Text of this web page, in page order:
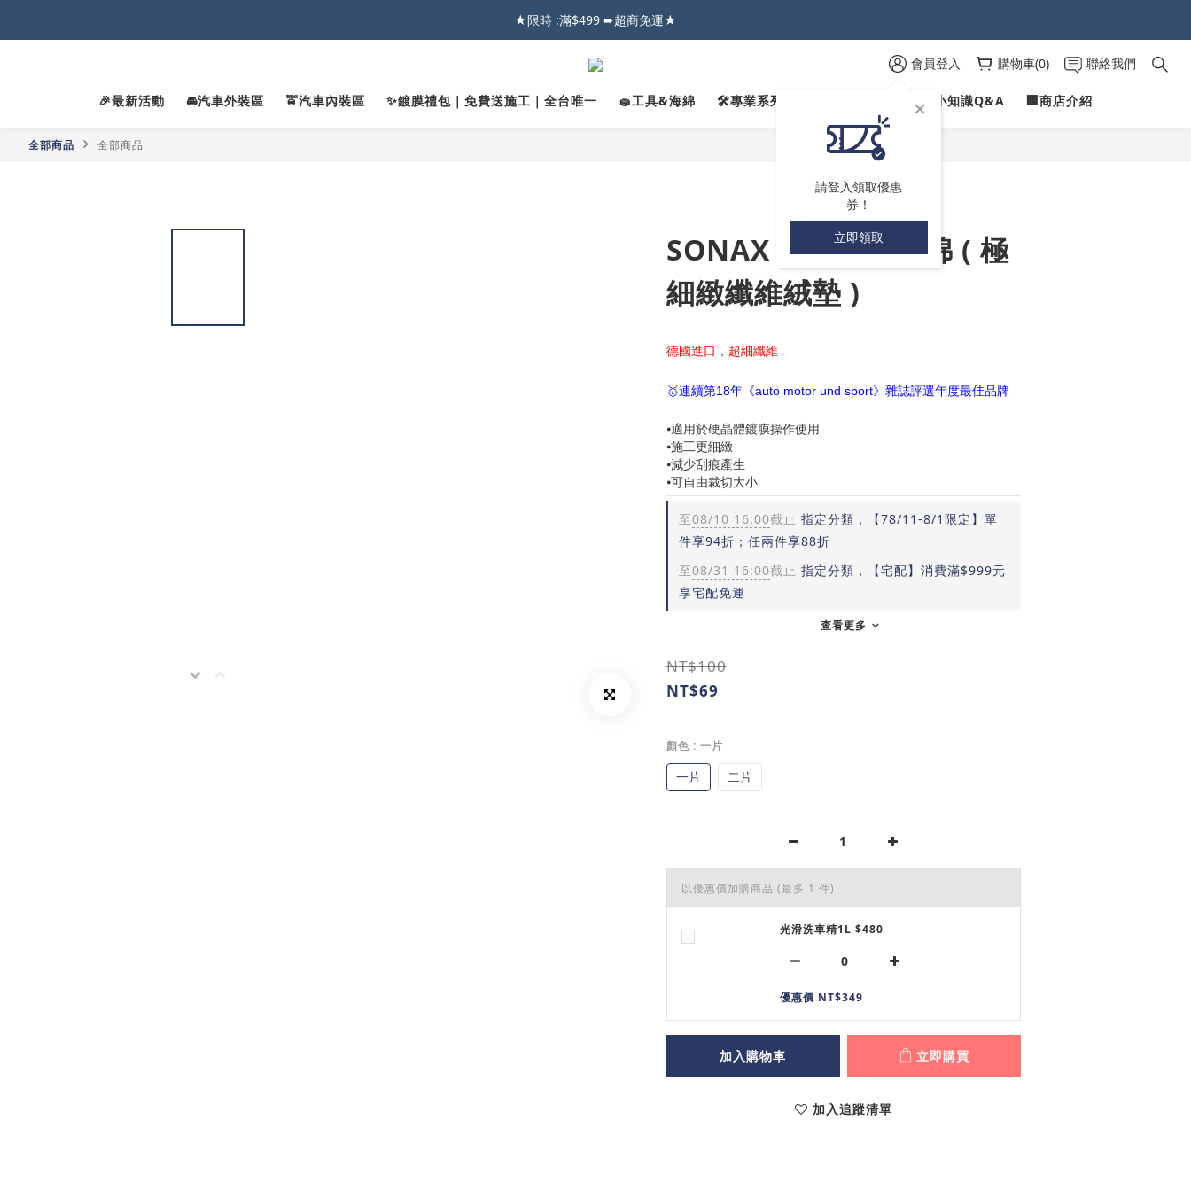
2026車友推薦新車鍍膜１００% 成功的秘訣，全靠這組😎　 ( 查看鍍膜攻略✔ )
★限時 :滿$499 ➨超商免運★
2026車友推薦新車鍍膜１００% 成功的秘訣，全靠這組😎　 ( 查看鍍膜攻略✔ ) 會員登入
請登入領取優惠
券！
立即領取
購物車(0) 聯絡我們
🎉最新活動 🚘汽車外裝區 🚖汽車內裝區 ✨鍍膜禮包｜免費送施工｜全台唯一 🧽工具&海綿 🛠️專業系列｜PROFILINE ✍愛車小知識Q&A 🏢商店介紹
全部商品 全部商品
SONAX 專業鍍膜海綿 ( 極
細緻纖維絨墊 )
德國進口，超細纖維
🥇連續第18年《auto motor und sport》雜誌評選年度最佳品牌
⦁適用於硬晶體鍍膜操作使用
⦁施工更細緻
⦁減少刮痕產生
⦁可自由裁切大小
至08/10 16:00截止 指定分類，【78/11-8/1限定】單
件享94折；任兩件享88折
至08/31 16:00截止 指定分類，【宅配】消費滿$999元
享宅配免運
查看更多
NT$100
NT$69
顏色 : 一片
一片 二片
以優惠價加購商品 (最多 1 件)
光滑洗車精1L $480
優惠價 NT$349
加入購物車 立即購買
加入追蹤清單